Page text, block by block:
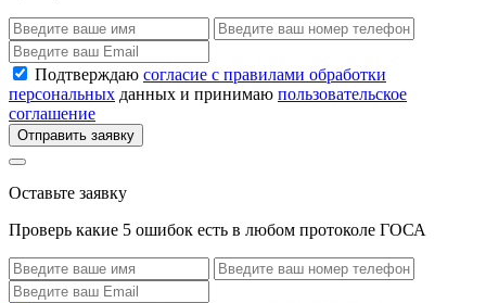
Подтверждаю согласие с правилами обработки
персональных данных и принимаю пользовательское
соглашение
Отправить заявку
Оставьте заявку
Проверь какие 5 ошибок есть в любом протоколе ГОСА